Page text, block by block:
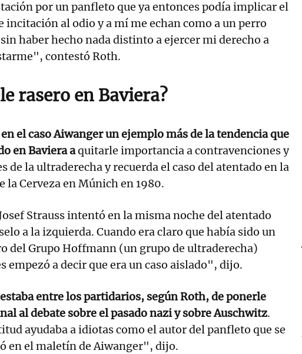
por un panfleto que ya entonces podía implicar el
incitación al odio y a mí me echan como a un perro
haber hecho nada distinto a ejercer mi derecho a
contestó Roth.
rasero en Baviera?
el caso Aiwanger un ejemplo más de la tendencia que
en Baviera aquitarle importancia a contravenciones y
de la ultraderecha y recuerda el caso del atentado en la
la Cerveza en Múnich en 1980.
Strauss intentó en la misma noche del atentado
a la izquierda. Cuando era claro que había sido un
del Grupo Hoffmann (un grupo de ultraderecha)
empezó a decir que era un caso aislado", dijo.
entre los partidarios, según Roth, de ponerle
al debate sobre el pasado nazi y sobre Auschwitz.
ayudaba a idiotas como el autor del panfleto que se
en el maletín de Aiwanger", dijo.